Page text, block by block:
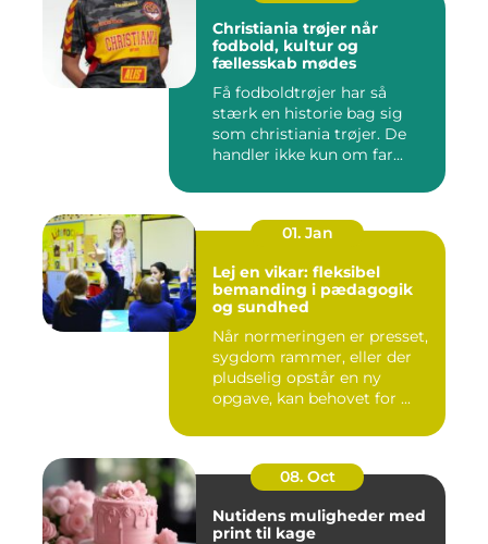
Christiania trøjer når
fodbold, kultur og
fællesskab mødes
Få fodboldtrøjer har så
stærk en historie bag sig
som christiania trøjer. De
handler ikke kun om far...
01. Jan
Lej en vikar: fleksibel
bemanding i pædagogik
og sundhed
Når normeringen er presset,
sygdom rammer, eller der
pludselig opstår en ny
opgave, kan behovet for ...
08. Oct
Nutidens muligheder med
print til kage